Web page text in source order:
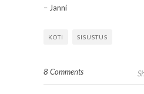
– Janni
KOTI SISUSTUS
8 Comments